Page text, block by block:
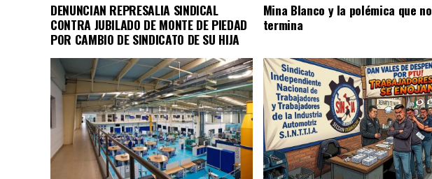
DENUNCIAN REPRESALIA SINDICAL
CONTRA JUBILADO DE MONTE DE PIEDAD
POR CAMBIO DE SINDICATO DE SU HIJA
Mina Blanco y la polémica que no
termina